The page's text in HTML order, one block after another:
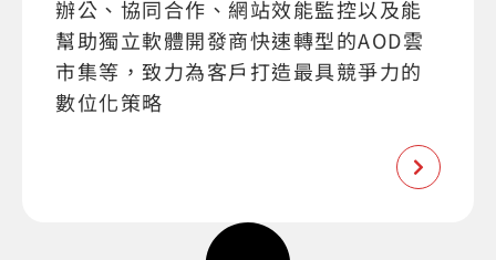
辦公、協同合作、網站效能監控以及能
幫助獨立軟體開發商快速轉型的AOD雲
市集等，致力為客戶打造最具競爭力的
數位化策略